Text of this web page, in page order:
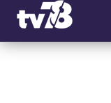
Panneau de